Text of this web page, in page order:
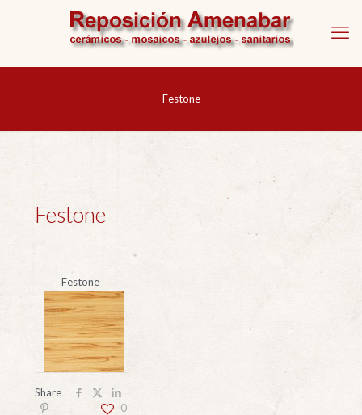
Festone
Festone
Festone
Share
0